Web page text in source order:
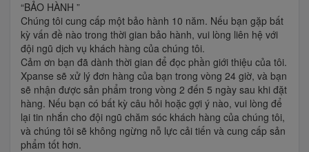
“BẢO HÀNH ”
Chúng tôi cung cấp một bảo hành 10 năm. Nếu bạn gặp bất
kỳ vấn đề nào trong thời gian bảo hành, vui lòng liên hệ với
đội ngũ dịch vụ khách hàng của chúng tôi.
Cảm ơn bạn đã dành thời gian để đọc phần giới thiệu của tôi.
Xpanse sẽ xử lý đơn hàng của bạn trong vòng 24 giờ, và bạn
sẽ nhận được sản phẩm trong vòng 2 đến 5 ngày sau khi đặt
hàng. Nếu bạn có bất kỳ câu hỏi hoặc gợi ý nào, vui lòng để
lại tin nhắn cho đội ngũ chăm sóc khách hàng của chúng tôi,
và chúng tôi sẽ không ngừng nỗ lực cải tiến và cung cấp sản
phẩm tốt hơn.